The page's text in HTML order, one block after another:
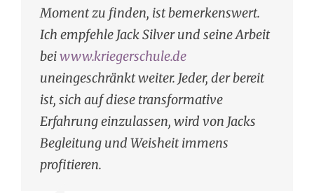
Moment zu finden, ist bemerkenswert.
Ich empfehle Jack Silver und seine Arbeit
beiwww.kriegerschule.de
uneingeschränkt weiter. Jeder, der bereit
ist, sich auf diese transformative
Erfahrung einzulassen, wird von Jacks
Begleitung und Weisheit immens
profitieren.